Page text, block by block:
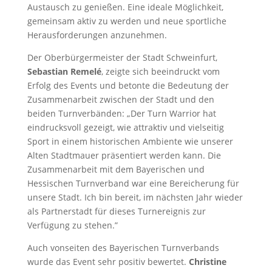
Austausch zu genießen. Eine ideale Möglichkeit,
gemeinsam aktiv zu werden und neue sportliche
Herausforderungen anzunehmen.
Der Oberbürgermeister der Stadt Schweinfurt,
Sebastian Remelé, zeigte sich beeindruckt vom
Erfolg des Events und betonte die Bedeutung der
Zusammenarbeit zwischen der Stadt und den
beiden Turnverbänden: „Der Turn Warrior hat
eindrucksvoll gezeigt, wie attraktiv und vielseitig
Sport in einem historischen Ambiente wie unserer
Alten Stadtmauer präsentiert werden kann. Die
Zusammenarbeit mit dem Bayerischen und
Hessischen Turnverband war eine Bereicherung für
unsere Stadt. Ich bin bereit, im nächsten Jahr wieder
als Partnerstadt für dieses Turnereignis zur
Verfügung zu stehen.”
Auch vonseiten des Bayerischen Turnverbands
wurde das Event sehr positiv bewertet. Christine